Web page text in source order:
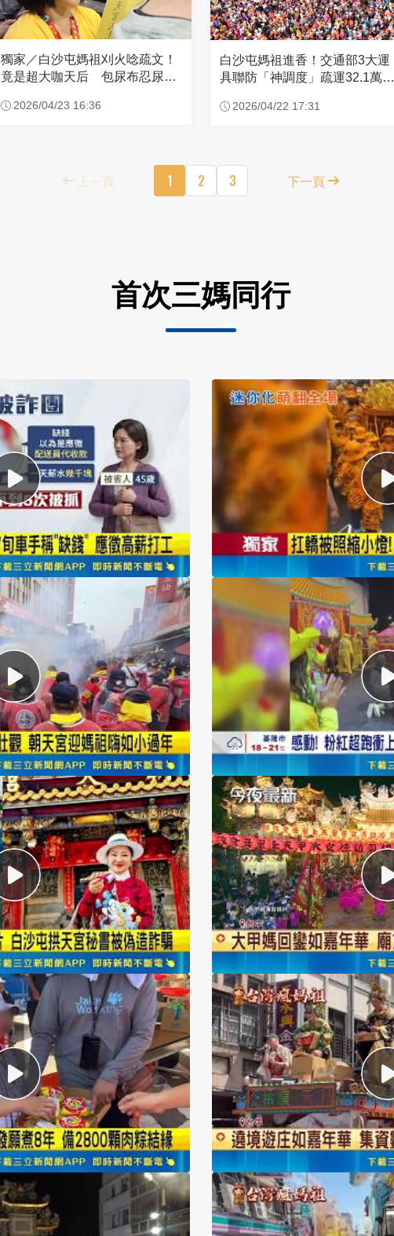
獨家／白沙屯媽祖刈火唸疏文！
竟是超大咖天后 包尿布忍尿5
2026/04/23 16:36
白沙屯媽祖進香！交通部3大運
具聯防「神調度」疏運32.1萬創
2026/04/22 17:31
上一頁 1 2 3 下一頁
首次三媽同行